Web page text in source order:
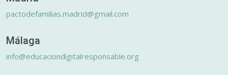
pactodefamilias.madrid@gmail.com
Málaga
info@educaciondigitalresponsable.org